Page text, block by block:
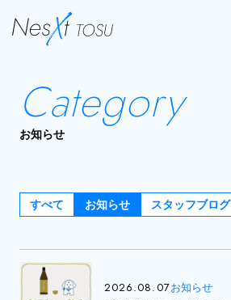
Category
お知らせ
すべて お知らせ スタッフブログ
2026.08.07お知らせ